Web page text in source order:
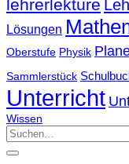
lehrerlektüre
Lösungen
Oberstufe Physik
Sammlerstück
Unterricht
Wissen
Suchen
nach: